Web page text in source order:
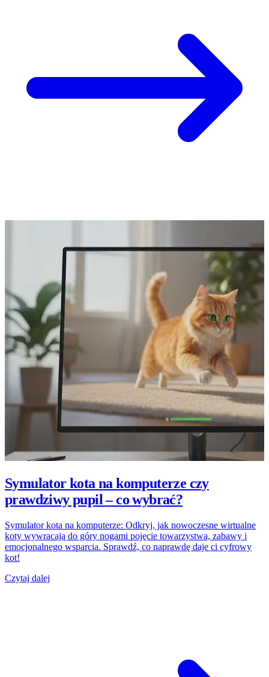
Symulator kota na komputerze czy
prawdziwy pupil – co wybrać?
Symulator kota na komputerze: Odkryj, jak nowoczesne wirtualne
koty wywracają do góry nogami pojęcie towarzystwa, zabawy i
emocjonalnego wsparcia. Sprawdź, co naprawdę daje ci cyfrowy
kot!
Czytaj dalej